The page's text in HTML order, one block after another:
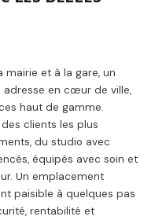
mairie et à la gare, un
adresse en cœur de ville,
haut de gamme.
clients les plus
du studio avec
équipés avec soin et
Un emplacement
paisible à quelques pas
rentabilité et